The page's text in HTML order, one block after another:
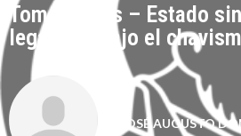
Tomás Arias – Estado
legalidad bajo el
JOSÉ AUGUSTO